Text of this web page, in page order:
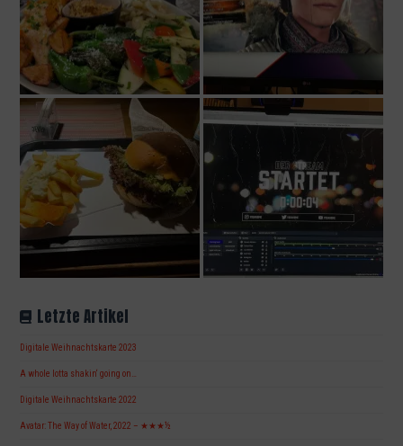
Letzte Artikel
Digitale Weihnachtskarte 2023
A whole lotta shakin‘ going on…
Digitale Weihnachtskarte 2022
Avatar: The Way of Water, 2022 – ★★★½